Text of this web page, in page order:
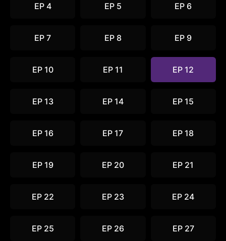
EP 4 EP 5 EP 6
EP 7 EP 8 EP 9
EP 10 EP 11 EP 12
EP 13 EP 14 EP 15
EP 16 EP 17 EP 18
EP 19 EP 20 EP 21
EP 22 EP 23 EP 24
EP 25 EP 26 EP 27